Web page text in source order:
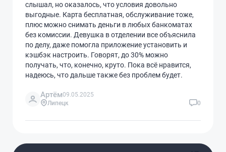
слышал, но оказалось, что условия довольно
выгодные. Карта бесплатная, обслуживание тоже,
плюс можно снимать деньги в любых банкоматах
без комиссии. Девушка в отделении все объяснила
по делу, даже помогла приложение установить и
кэшбэк настроить. Говорят, до 30% можно
получать, что, конечно, круто. Пока всё нравится,
надеюсь, что дальше также без проблем будет.
Артём09.05.2025
Липецк
0